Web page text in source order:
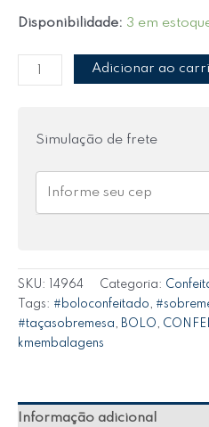
Disponibilidade: 3 em
Adicionar ao
Simulação de frete
SKU: 14964 Categoria:
Tags: #boloconfeitado,
#taçasobremesa, BOLO,
kmembalagens
Informação adicional